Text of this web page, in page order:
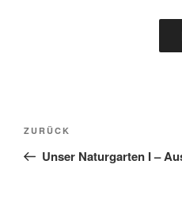
Beitragsnavigation
Vorheriger
Beitrag
ZURÜCK
Unser Naturgarten I –